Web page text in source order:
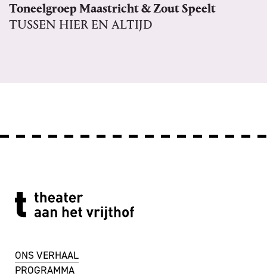
Toneelgroep Maastricht & Zout Speelt
TUSSEN HIER EN ALTIJD
ONS VERHAAL
PROGRAMMA